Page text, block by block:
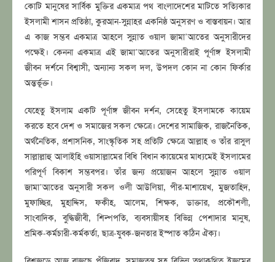
কোটি মানুষের সার্বিক মুক্তির একমাত্র পথ বাংলাদেশের মাটিতে সত্যিকার
ইসলামী শাসন প্রতিষ্ঠা, কুরআন-সুন্নাহর একনিষ্ঠ অনুসরণ ও বাস্তবায়ন। আর
এ কাজ সম্ভব একমাত্র আহলে সুন্নাত ওয়াল জামা’আতের অনুসারীদের
পক্ষেই। কেননা একমাত্র এই জামা’আতের অনুসারীরাই পূর্ণাঙ্গ ইসলামী
জীবন দর্শনে বিশ্বাসী, অন্যান্য সকল দল, উপদল কোন না কোন ফির্কার
অন্তর্ভূক্ত।
যেহেতু ইসলাম একটি পূর্ণাঙ্গ জীবন দর্শন, সেহেতু ইসলামকে কায়েম
করতে হবে দেশ ও সমাজের সকল ক্ষেত্রে। দেশের সামাজিক, রাজনৈতিক,
অর্থনৈতিক, প্রশাসনিক, সাংস্কৃতিক সহ প্রতিটি ক্ষেত্রে আল্লাহ ও তাঁর রাসুল
সাল্লাল্লাহু আলাইহি ওয়াসাল্লামের বিধি বিধান কায়েমের মাধ্যমেই ইসলামের
পরিপূর্ণ বিকাশ সম্ভবপর। তাঁর জন্য প্রয়োজন আহলে সুন্নাত ওয়াল
জামা’আতের অনুসারী সকল ওলী আউলিয়া, পীর-মাশায়েখ, মুজতাহিদ,
মুফাচ্ছির, মুহাদ্দিস, ফকীহ, আলেম, শিক্ষক, ডাক্তার, প্রকৌশলী,
সাংবাদিক, বুদ্ধিজীবী, শিল্পপতি, ব্যবসায়ীসহ বিভিন্ন পেশাদার মানুষ,
শ্রমিক-কর্মচারী-কর্মকর্তা, ছাত্র-যুবক-জনতার ইস্পাত কঠিন ঐক্য।